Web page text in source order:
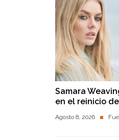
Samara
en el reinicio
Agosto 8, 2026